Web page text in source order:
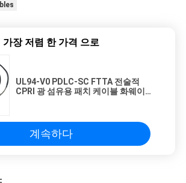
가장 저렴 한 가격 으로
UL94-V0 PDLC-SC FTTA 전술적
CPRI 광 섬유용 패치 케이블 화웨이
계속하다